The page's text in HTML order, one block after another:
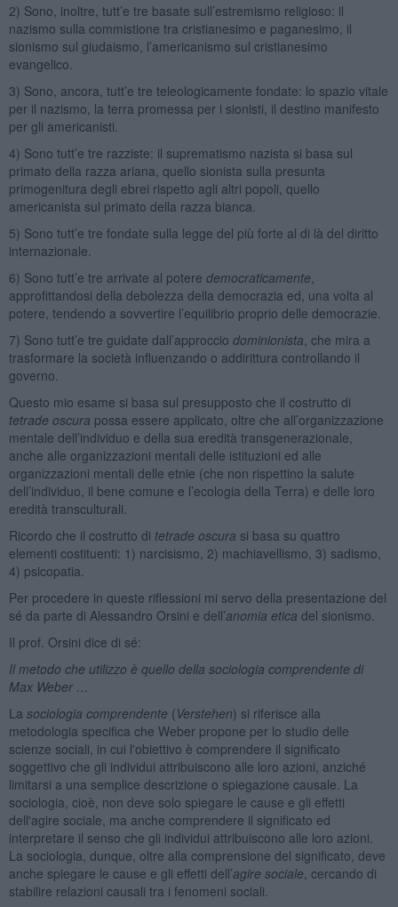
2) Sono, inoltre, tutt’e tre basate sull’estremismo religioso: il
nazismo sulla commistione tra cristianesimo e paganesimo, il
sionismo sul giudaismo, l’americanismo sul cristianesimo
evangelico.
3) Sono, ancora, tutt’e tre teleologicamente fondate: lo spazio vitale
per il nazismo, la terra promessa per i sionisti, il destino manifesto
per gli americanisti.
4) Sono tutt’e tre razziste: il suprematismo nazista si basa sul
primato della razza ariana, quello sionista sulla presunta
primogenitura degli ebrei rispetto agli altri popoli, quello
americanista sul primato della razza bianca.
5) Sono tutt’e tre fondate sulla legge del più forte al di là del diritto
internazionale.
6) Sono tutt’e tre arrivate al potere democraticamente
approfittandosi della debolezza della democrazia ed, una volta al
potere, tendendo a sovvertire l’equilibrio proprio delle democrazie.
7) Sono tutt’e tre guidate dall’approccio dominionista , che mira a
trasformare la società influenzando o addirittura controllando il
governo.
Questo mio esame si basa sul presupposto che il costrutto di
tetrade oscura possa essere applicato, oltre che all’organizzazione
mentale dell’individuo e della sua eredità transgenerazionale,
anche alle organizzazioni mentali delle istituzioni ed alle
organizzazioni mentali delle etnie (che non rispettino la salute
dell’individuo, il bene comune e l’ecologia della Terra) e delle loro
eredità transculturali.
Ricordo che il costrutto di tetrade oscura si basa su quattro
elementi costituenti: 1) narcisismo, 2) machiavellismo, 3) sadismo,
4) psicopatia.
Per procedere in queste riflessioni mi servo della presentazione del
sé da parte di Alessandro Orsini e dell’anomia etica del sionismo.
Il prof. Orsini dice di sé:
Il metodo che utilizzo è quello della sociologia comprendente di
Max Weber …
La sociologia comprendente (Verstehen) si riferisce alla
metodologia specifica che Weber propone per lo studio delle
scienze sociali, in cui l'obiettivo è comprendere il significato
soggettivo che gli individui attribuiscono alle loro azioni, anziché
limitarsi a una semplice descrizione o spiegazione causale. La
sociologia, cioè, non deve solo spiegare le cause e gli effetti
dell'agire sociale, ma anche comprendere il significato ed
interpretare il senso che gli individui attribuiscono alle loro azioni.
La sociologia, dunque, oltre alla comprensione del significato, deve
anche spiegare le cause e gli effetti dell’agire sociale , cercando di
stabilire relazioni causali tra i fenomeni sociali.